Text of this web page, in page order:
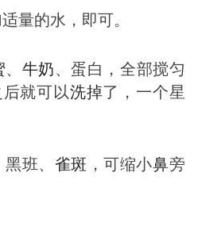
适量的水，即可。
、 牛奶、蛋白，全部搅匀
后就可以洗掉了，一个星
黑班、 雀斑 ，可缩小鼻旁